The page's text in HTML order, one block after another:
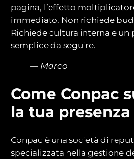
pagina, l’effetto
immediato. Non richiede
Richiede cultura interna e un
semplice da seguire.
— Marco
Come Conpac
la tua
Conpac è una società di
specializzata nella gestione